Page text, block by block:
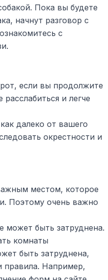
Пока вы будете
начнут разговор с
с
если вы продолжите
и легче
далеко от вашего
окрестности и
местом, которое
Поэтому очень важно
может быть затруднена.
комнаты
быть затруднена,
правила. Например,